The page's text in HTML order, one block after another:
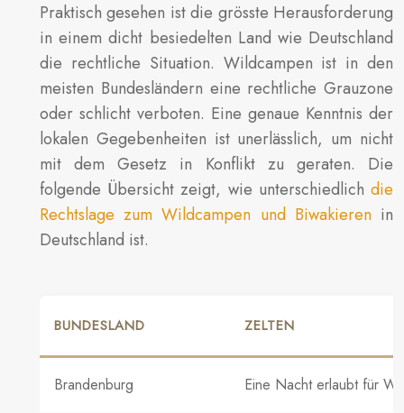
Praktisch gesehen ist die grösste Herausforderung
in einem dicht besiedelten Land wie Deutschland
die rechtliche Situation. Wildcampen ist in den
meisten Bundesländern eine rechtliche Grauzone
oder schlicht verboten. Eine genaue Kenntnis der
lokalen Gegebenheiten ist unerlässlich, um nicht
mit dem Gesetz in Konflikt zu geraten. Die
folgende Übersicht zeigt, wie unterschiedlich die
Rechtslage zum Wildcampen und Biwakierenin
Deutschland ist.
BUNDESLAND ZELTEN
Brandenburg Eine Nacht erlaubt für